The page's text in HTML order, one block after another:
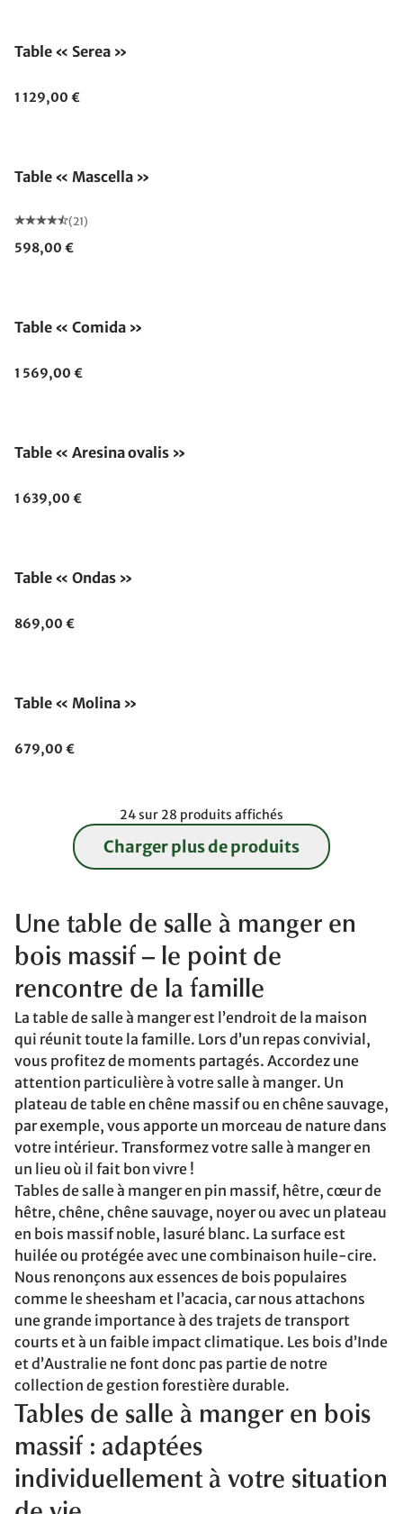
Table « Serea »
1 129,00 €
Table « Mascella »
(21)
598,00 €
Table « Comida »
1 569,00 €
Table « Aresina ovalis »
1 639,00 €
Table « Ondas »
869,00 €
Table « Molina »
679,00 €
24 sur 28 produits affichés
Charger plus de produits
Une table de salle à manger en
bois massif – le point de
rencontre de la famille
La table de salle à manger est l’endroit de la maison
qui réunit toute la famille. Lors d’un repas convivial,
vous profitez de moments partagés. Accordez une
attention particulière à votre salle à manger. Un
plateau de table en chêne massif ou en chêne sauvage,
par exemple, vous apporte un morceau de nature dans
votre intérieur. Transformez votre salle à manger en
un lieu où il fait bon vivre !
Tables de salle à manger en pin massif, hêtre, cœur de
hêtre, chêne, chêne sauvage, noyer ou avec un plateau
en bois massif noble, lasuré blanc. La surface est
huilée ou protégée avec une combinaison huile-cire.
Nous renonçons aux essences de bois populaires
comme le sheesham et l’acacia, car nous attachons
une grande importance à des trajets de transport
courts et à un faible impact climatique. Les bois d’Inde
et d’Australie ne font donc pas partie de notre
collection de gestion forestière durable.
Tables de salle à manger en bois
massif : adaptées
individuellement à votre situation